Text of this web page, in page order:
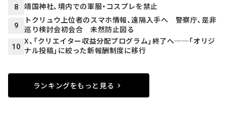
8 靖国神社、境内での軍服・コスプレを禁止
9
トクリュウ上位者のスマホ情報、遠隔入手へ 警察庁、是非
巡り検討会初会合 未然防止図る
10
X、「クリエイター収益分配プログラム」終了へ──「オリジ
ナル投稿」に絞った新報酬制度に移行
ランキングをもっと見る